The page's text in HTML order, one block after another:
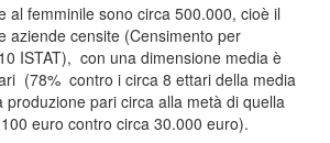
al femminile sono circa 500.000, cioè il
aziende censite (Censimento per
ISTAT), con una dimensione media è
(78% contro i circa 8 ettari della media
produzione pari circa alla metà di quella
euro contro circa 30.000 euro).